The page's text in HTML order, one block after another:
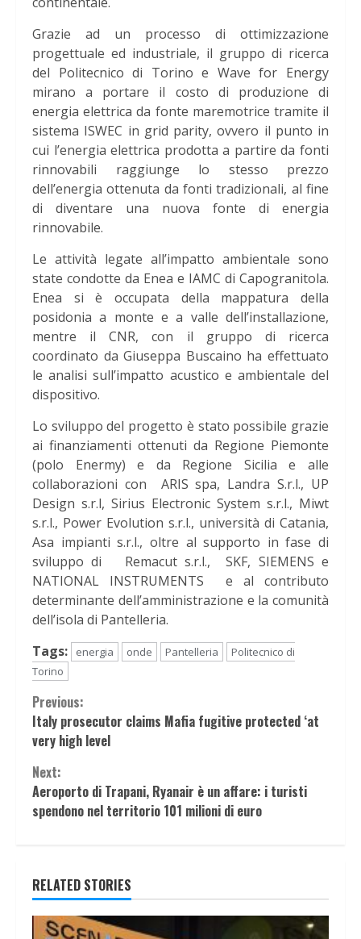
Grazie ad un processo di ottimizzazione
progettuale ed industriale, il gruppo di ricerca
del Politecnico di Torino e Wave for Energy
mirano a portare il costo di produzione di
energia elettrica da fonte maremotrice tramite il
sistema ISWEC in grid parity, ovvero il punto in
cui l’energia elettrica prodotta a partire da fonti
rinnovabili raggiunge lo stesso prezzo
dell’energia ottenuta da fonti tradizionali, al fine
di diventare una nuova fonte di energia
rinnovabile.
Le attività legate all’impatto ambientale sono
state condotte da Enea e IAMC di Capogranitola.
Enea si è occupata della mappatura della
posidonia a monte e a valle dell’installazione,
mentre il CNR, con il gruppo di ricerca
coordinato da Giuseppa Buscaino ha effettuato
le analisi sull’impatto acustico e ambientale del
dispositivo.
Lo sviluppo del progetto è stato possibile grazie
ai finanziamenti ottenuti da Regione Piemonte
(polo Enermy) e da Regione Sicilia e alle
collaborazioni con ARIS spa, Landra S.r.l., UP
Design s.r.l, Sirius Electronic System s.r.l., Miwt
s.r.l., Power Evolution s.r.l., università di Catania,
Asa impianti s.r.l., oltre al supporto in fase di
sviluppo di Remacut s.r.l., SKF, SIEMENS e
NATIONAL INSTRUMENTS e al contributo
determinante dell’amministrazione e la comunità
dell’isola di Pantelleria.
Tags:
energia onde Pantelleria
Politecnico di
Torino
Continue
Reading
Previous:
Italy prosecutor claims Mafia fugitive protected ‘at
very high level
Next:
Aeroporto di Trapani, Ryanair è un affare: i turisti
spendono nel territorio 101 milioni di euro
RELATED STORIES